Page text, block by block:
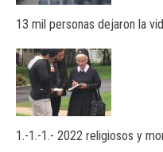
13 mil personas dejaron la
1.-1.-1.- 2022 religiosos y